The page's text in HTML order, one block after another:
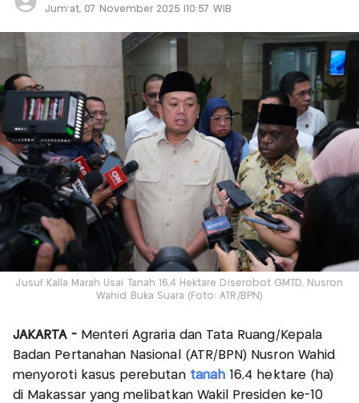
Jum'at, 07 November 2025 |10:57 WIB
Jusuf Kalla Marah Usai Tanah 16,4 Hektare Diserobot GMTD, Nusron
Wahid Buka Suara (Foto: ATR/BPN)
JAKARTA -Menteri Agraria dan Tata Ruang/Kepala
Badan Pertanahan Nasional (ATR/BPN) Nusron Wahid
menyoroti kasus perebutan tanah 16,4 hektare (ha)
di Makassar yang melibatkan Wakil Presiden ke-10